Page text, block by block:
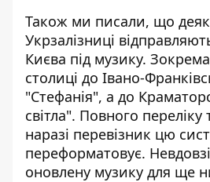
Також ми писали, що
Укрзалізниці
Києва під музику.
столиці до Івано-
"Стефанія", а до
світла". Повного переліку
наразі перевізник цю
переформатовує. Невдовзі
оновлену музику для ще